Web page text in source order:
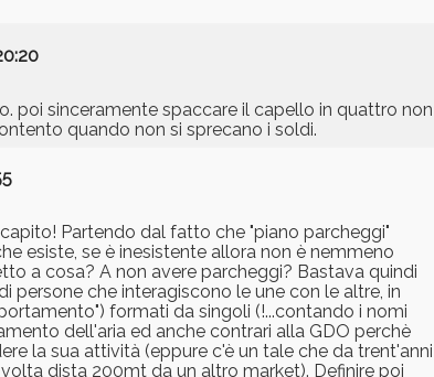
poi sinceramente spaccare il capello in quattro non
quando non si sprecano i soldi.
Partendo dal fatto che "piano parcheggi"
esiste, se è inesistente allora non è nemmeno
a cosa? A non avere parcheggi? Bastava quindi
persone che interagiscono le une con le altre, in
formati da singoli (!...contando i nomi
dell'aria ed anche contrari alla GDO perchè
la sua attività (eppure c'è un tale che da trent'anni
dista 200mt da un altro market). Definire poi